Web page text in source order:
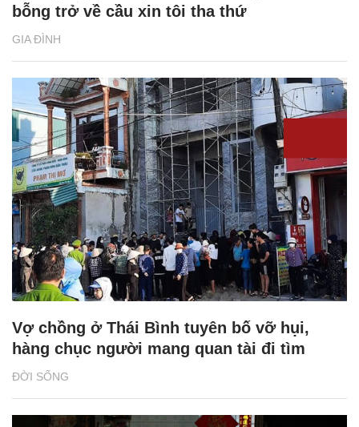
GIA ĐÌNH
bỗng trở về cầu xin tôi tha thứ
ĐỜI SỐNG
Vợ chồng ở Thái Bình tuyên bố vỡ hụi,
hàng chục người mang quan tài đi tìm